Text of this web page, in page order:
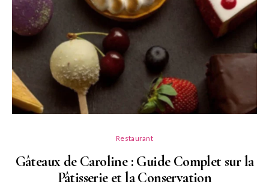
Restaurant
Gâteaux de Caroline : Guide Complet sur la
Pâtisserie et la Conservation